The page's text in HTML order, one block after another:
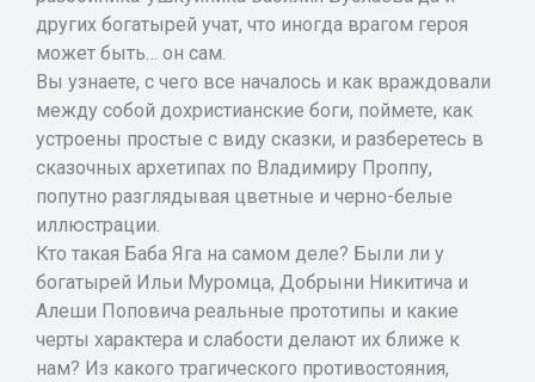
других богатырей учат, что иногда врагом героя
может быть… он сам.
Вы узнаете, с чего все началось и как враждовали
между собой дохристианские боги, поймете, как
устроены простые с виду сказки, и разберетесь в
сказочных архетипах по Владимиру Проппу,
попутно разглядывая цветные и черно-белые
иллюстрации.
Кто такая Баба Яга на самом деле? Были ли у
богатырей Ильи Муромца, Добрыни Никитича и
Алеши Поповича реальные прототипы и какие
черты характера и слабости делают их ближе к
нам? Из какого трагического противостояния,